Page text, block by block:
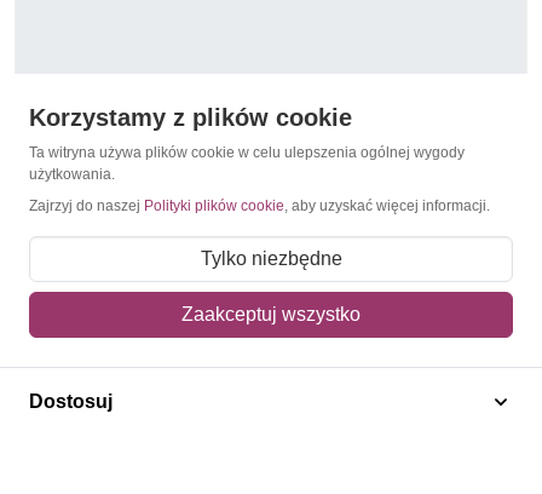
14,00 zł
Dodaj do koszyka
Korzystamy z plików cookie
Ta witryna używa plików cookie w celu ulepszenia ogólnej wygody
użytkowania.
Zajrzyj do naszej Polityki plików cookie, aby uzyskać więcej informacji.
Tylko niezbędne
Zaakceptuj wszystko
Dostosuj